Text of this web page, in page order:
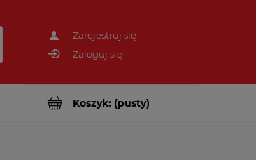
Zarejestruj się
Zaloguj się
Koszyk: (pusty)